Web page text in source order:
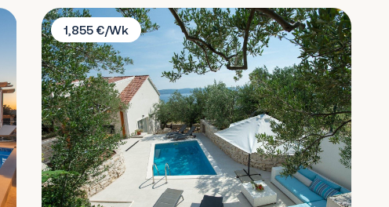
Villa Olive Tree
1,855 €/Wk